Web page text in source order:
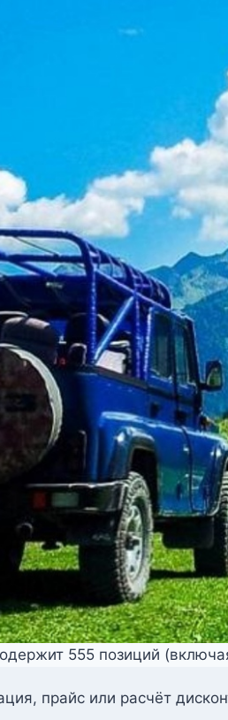
555 позиций
прайс или расчёт